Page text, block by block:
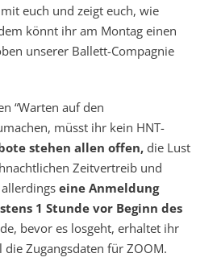
euch und zeigt euch, wie
könnt ihr am Montag einen
unserer Ballett-Compagnie
“Warten auf den
müsst ihr kein HNT-
stehen allen offen, die Lust
Zeitvertreib und
eine Anmeldung
1 Stunde vor Beginn des
bevor es losgeht, erhaltet ihr
Zugangsdaten für ZOOM.